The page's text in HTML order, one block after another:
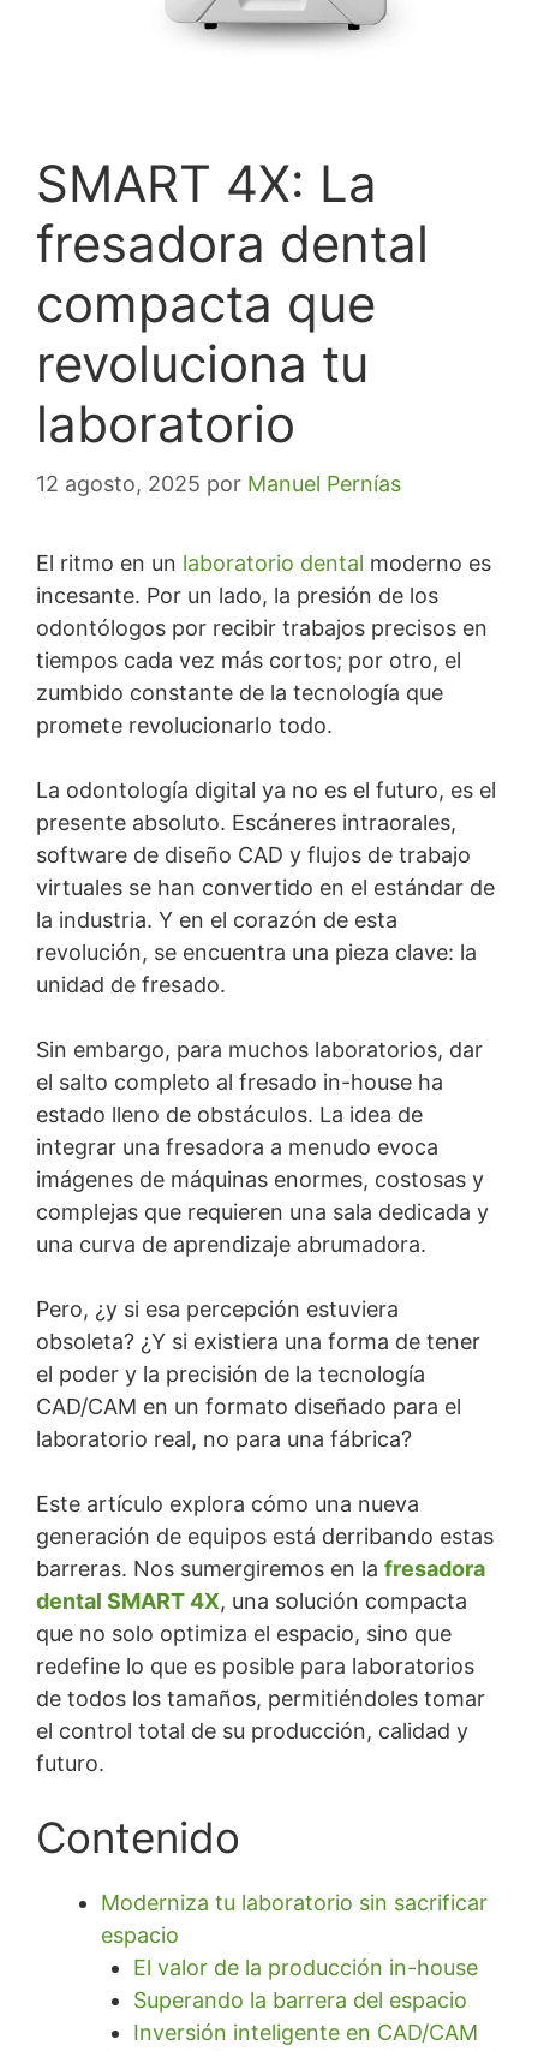
SMART 4X: La
fresadora dental
compacta que
revoluciona tu
laboratorio
12 agosto, 2025 por Manuel Pernías
El ritmo en un laboratorio dental moderno es
incesante. Por un lado, la presión de los
odontólogos por recibir trabajos precisos en
tiempos cada vez más cortos; por otro, el
zumbido constante de la tecnología que
promete revolucionarlo todo.
La odontología digital ya no es el futuro, es el
presente absoluto. Escáneres intraorales,
software de diseño CAD y flujos de trabajo
virtuales se han convertido en el estándar de
la industria. Y en el corazón de esta
revolución, se encuentra una pieza clave: la
unidad de fresado.
Sin embargo, para muchos laboratorios, dar
el salto completo al fresado in-house ha
estado lleno de obstáculos. La idea de
integrar una fresadora a menudo evoca
imágenes de máquinas enormes, costosas y
complejas que requieren una sala dedicada y
una curva de aprendizaje abrumadora.
Pero, ¿y si esa percepción estuviera
obsoleta? ¿Y si existiera una forma de tener
el poder y la precisión de la tecnología
CAD/CAM en un formato diseñado para el
laboratorio real, no para una fábrica?
Este artículo explora cómo una nueva
generación de equipos está derribando estas
barreras. Nos sumergiremos en la fresadora
dental SMART 4X, una solución compacta
que no solo optimiza el espacio, sino que
redefine lo que es posible para laboratorios
de todos los tamaños, permitiéndoles tomar
el control total de su producción, calidad y
futuro.
Contenido
Moderniza tu laboratorio sin sacrificar
espacio
El valor de la producción in-house
Superando la barrera del espacio
Inversión inteligente en CAD/CAM